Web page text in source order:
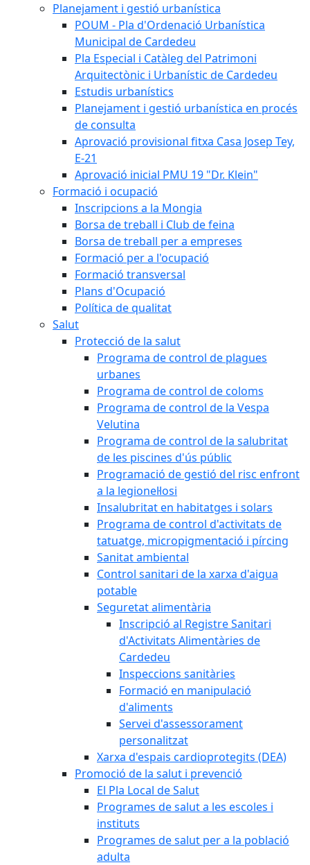
Planejament i gestió urbanística
POUM - Pla d'Ordenació Urbanística
Municipal de Cardedeu
Pla Especial i Catàleg del Patrimoni
Arquitectònic i Urbanístic de Cardedeu
Estudis urbanístics
Planejament i gestió urbanística en procés
de consulta
Aprovació provisional fitxa Casa Josep Tey,
E-21
Aprovació inicial PMU 19 "Dr. Klein"
Formació i ocupació
Inscripcions a la Mongia
Borsa de treball i Club de feina
Borsa de treball per a empreses
Formació per a l'ocupació
Formació transversal
Plans d'Ocupació
Política de qualitat
Salut
Protecció de la salut
Programa de control de plagues
urbanes
Programa de control de coloms
Programa de control de la Vespa
Velutina
Programa de control de la salubritat
de les piscines d'ús públic
Programació de gestió del risc enfront
a la legionel·losi
Insalubritat en habitatges i solars
Programa de control d'activitats de
tatuatge, micropigmentació i pírcing
Sanitat ambiental
Control sanitari de la xarxa d'aigua
potable
Seguretat alimentària
Inscripció al Registre Sanitari
d'Activitats Alimentàries de
Cardedeu
Inspeccions sanitàries
Formació en manipulació
d'aliments
Servei d'assessorament
personalitzat
Xarxa d'espais cardioprotegits (DEA)
Promoció de la salut i prevenció
El Pla Local de Salut
Programes de salut a les escoles i
instituts
Programes de salut per a la població
adulta